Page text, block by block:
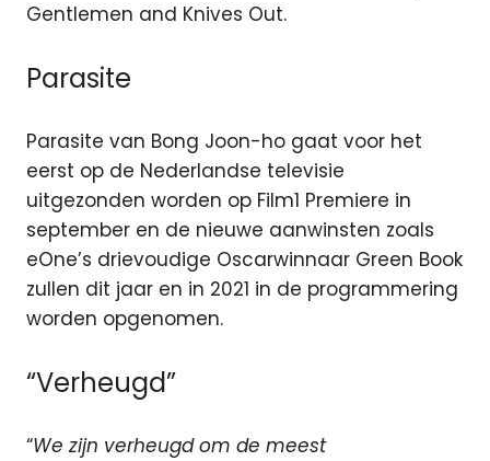
Gentlemen and Knives Out.
Parasite
Parasite van Bong Joon-ho gaat voor het
eerst op de Nederlandse televisie
uitgezonden worden op Film1 Premiere in
september en de nieuwe aanwinsten zoals
eOne’s drievoudige Oscarwinnaar Green Book
zullen dit jaar en in 2021 in de programmering
worden opgenomen.
“Verheugd”
“We zijn verheugd om de meest